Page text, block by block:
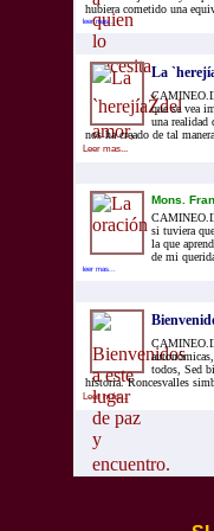
hubiera cometido una
leer mas...
La
que se vea
una realidad
nos ha creado de tal
Leer mas...
Mons.
si tuviera
la que
de mi
leer mas...
todos, Sed
historia. Roncesvalles
Leer mas...